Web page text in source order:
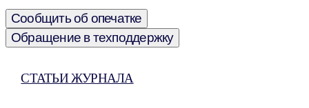
Сообщить об опечатке
Обращение в техподдержку
СТАТЬИ ЖУРНАЛА